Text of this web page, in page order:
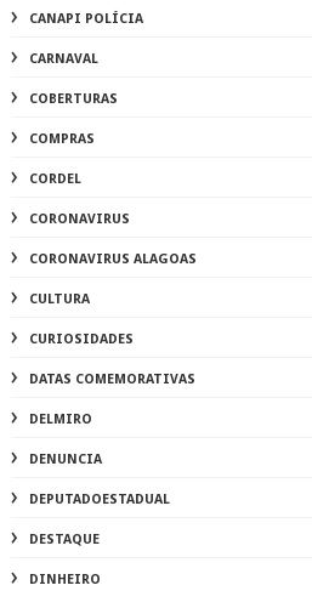
CANAPI POLÍCIA
CARNAVAL
COBERTURAS
COMPRAS
CORDEL
CORONAVIRUS
CORONAVIRUS ALAGOAS
CULTURA
CURIOSIDADES
DATAS COMEMORATIVAS
DELMIRO
DENUNCIA
DEPUTADOESTADUAL
DESTAQUE
DINHEIRO